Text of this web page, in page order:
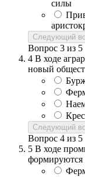
силы
Следующий
Вопрос 3 из 5
4 В ходе
новый
Следующий
Вопрос 4 из 5
5 В ходе
формируются